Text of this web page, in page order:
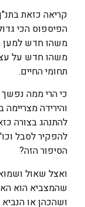
קריאה כזאת
הפיספוס הכי
משהו חדש למען
משהו חדש על
תחומי החיים.
כי הרי ממה
והירידה
להתנהג בצורה
להפקיר לסבל
הסיפור הזה?
ואצל שאול
שהמצביא הוא
ושהכהן או